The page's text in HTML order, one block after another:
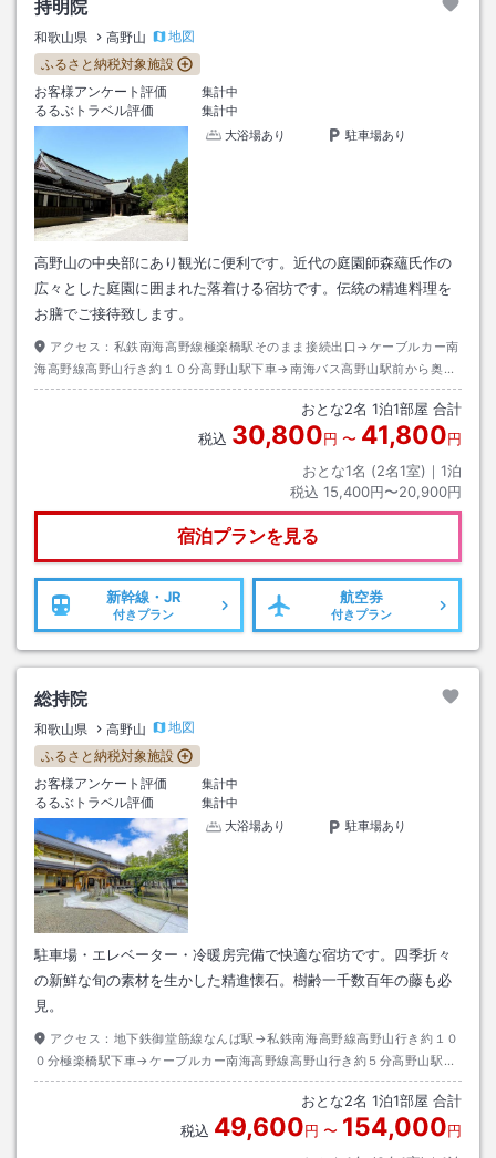
持明院
和歌山県 高野山
地図
ふるさと納税対象施設
お客様アンケート評価
集計中
るるぶトラベル評価
集計中
大浴場あり
駐車場あり
高野山の中央部にあり観光に便利です。近代の庭園師森蘊氏作の
広々とした庭園に囲まれた落着ける宿坊です。伝統の精進料理を
お膳でご接待致します。
アクセス： 私鉄南海高野線極楽橋駅そのまま接続出口→ケーブルカー南
海高野線高野山行き約１０分高野山駅下車→南海バス高野山駅前から奥の
院行き約１５分蓮花谷下車→徒歩約１分
おとな2名 1泊1部屋 合計
税込 30,800円 〜 41,800円
おとな1名 (2名1室)｜ 1泊
税込 15,400円〜20,900円
宿泊プランを見る
新幹線・JR
付きプラン
航空券
付きプラン
総持院
和歌山県 高野山
地図
ふるさと納税対象施設
お客様アンケート評価
集計中
るるぶトラベル評価
集計中
大浴場あり
駐車場あり
駐車場・エレベーター・冷暖房完備で快適な宿坊です。四季折々
の新鮮な旬の素材を生かした精進懐石。樹齢一千数百年の藤も必
見。
アクセス： 地下鉄御堂筋線なんば駅→私鉄南海高野線高野山行き約１０
０分極楽橋駅下車→ケーブルカー南海高野線高野山行き約５分高野山駅下
車→バス奥ノ院行き約１５分千手院橋下車→徒歩約１０分
おとな2名 1泊1部屋 合計
税込 49,600円 〜 154,000円